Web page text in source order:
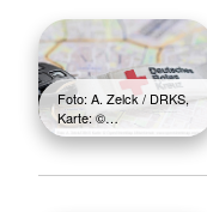
Foto: A. Zelck / DRKS,
Karte: ©…